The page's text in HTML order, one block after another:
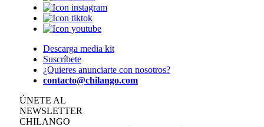
Descarga media kit
Suscríbete
¿Quieres anunciarte con nosotros?
contacto@chilango.com
ÚNETE AL
NEWSLETTER
CHILANGO